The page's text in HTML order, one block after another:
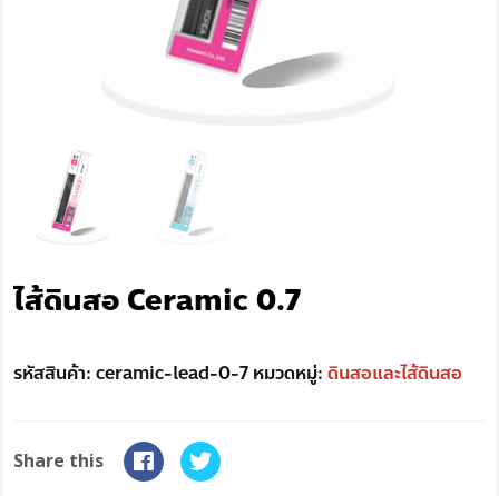
ไส้ดินสอ Ceramic 0.7
รหัสสินค้า:ceramic-lead-0-7 หมวดหมู่:ดินสอและไส้ดินสอ
Share this